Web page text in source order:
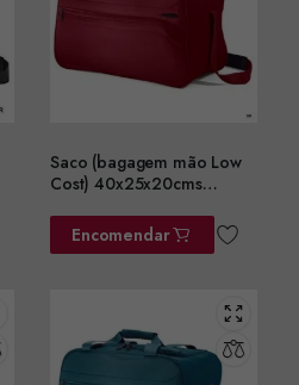
Saco (bagagem mão Low
Cost) 40x25x20cms
Encomendar